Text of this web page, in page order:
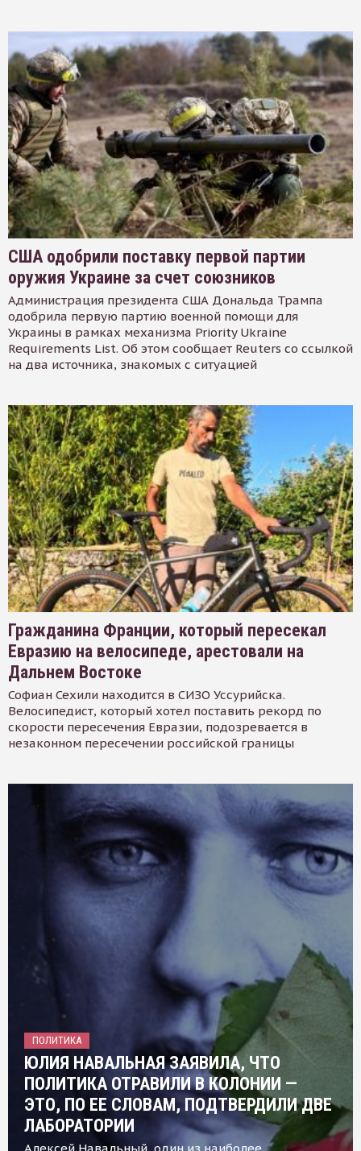
США одобрили поставку первой партии
оружия Украине за счет союзников
Администрация президента США Дональда Трампа
одобрила первую партию военной помощи для
Украины в рамках механизма Priority Ukraine
Requirements List. Об этом сообщает Reuters со ссылкой
на два источника, знакомых с ситуацией
Гражданина Франции, который пересекал
Евразию на велосипеде, арестовали на
Дальнем Востоке
Софиан Сехили находится в СИЗО Уссурийска.
Велосипедист, который хотел поставить рекорд по
скорости пересечения Евразии, подозревается в
незаконном пересечении российской границы
ПОЛИТИКА
ЮЛИЯ НАВАЛЬНАЯ ЗАЯВИЛА, ЧТО
ПОЛИТИКА ОТРАВИЛИ В КОЛОНИИ —
ЭТО, ПО ЕЕ СЛОВАМ, ПОДТВЕРДИЛИ ДВЕ
ЛАБОРАТОРИИ